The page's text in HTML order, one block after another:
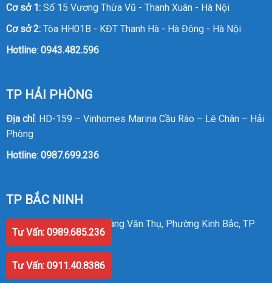
Cơ sở 1:Số 15 Vương Thừa Vũ - Thanh Xuân - Hà Nội
Cơ sở 2:Tòa HH01B - KĐT Thanh Hà - Hà Đông - Hà Nội
Hotline: 0943.482.596
TP HẢI PHÒNG
Địa chỉ: HD-159 – Vinhomes Marina Cầu Rào – Lê Chân – Hải
Phòng
Hotline: 0987.699.236
TP BẮC NINH
Địa chỉ
: Số 58 Đường Hoàng Văn Thụ, Phường Kinh Bắc, TP
Bắc Ninh
Hotline:0987.699.236
Tư Vấn: 0989.685.236
Tư Vấn: 0911.40.8386